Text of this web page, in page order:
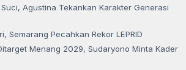
Agustina Tekankan Karakter Generasi
Semarang Pecahkan Rekor LEPRID
Menang 2029, Sudaryono Minta Kader